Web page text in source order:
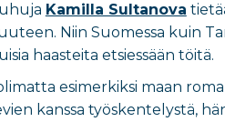
Kamilla Sultanova
Niin Suomessa kuin
haasteita etsiessään töitä.
esimerkiksi maan
kanssa työskentelystä,